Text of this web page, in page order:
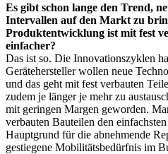
Es gibt schon lange den Trend,
Intervallen auf den Markt zu
Produktentwicklung ist mit fest
einfacher?
Das ist so. Die Innovationszyklen
Gerätehersteller wollen neue
und das geht mit fest verbauten
zudem je länger je mehr zu
mit geringen Margen geworden.
verbauten Bauteilen den
Hauptgrund für die abnehmende
gestiegene Mobilitätsbedürfnis im